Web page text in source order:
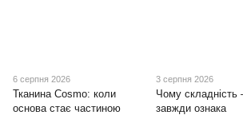
6 серпня 2026
Тканина Cosmo: коли
основа стає частиною
3 серпня 2026
Чому
завжди ознака